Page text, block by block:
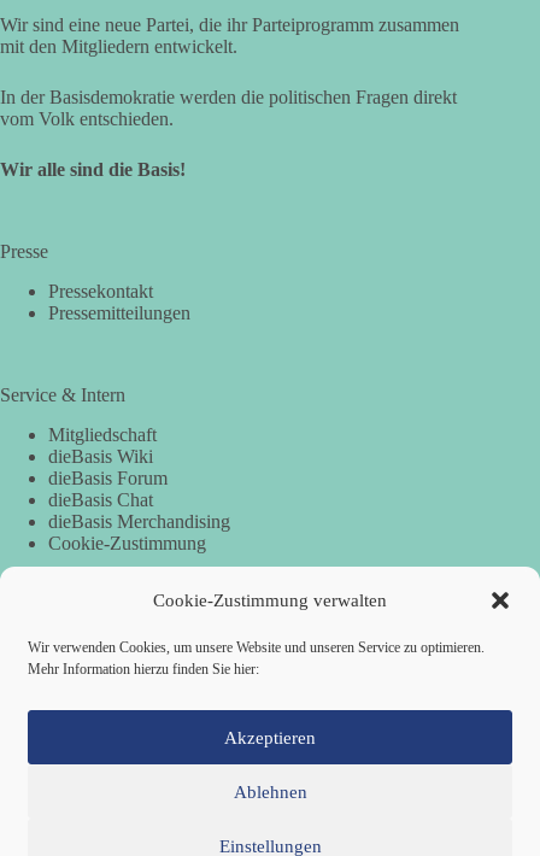
Cookie-Zustimmung verwalten
Wir verwenden Cookies, um unsere Website und unseren Service zu optimieren.
Mehr Information hierzu finden Sie hier:
Akzeptieren
Ablehnen
Einstellungen
Wir sind eine neue Partei, die ihr Parteiprogramm zusammen
mit den Mitgliedern entwickelt.
In der Basisdemokratie werden die politischen Fragen direkt
vom Volk entschieden.
Wir alle sind die Basis!
Presse
Pressekontakt
Pressemitteilungen
Service & Intern
Mitgliedschaft
dieBasis Wiki
dieBasis Forum
dieBasis Chat
dieBasis Merchandising
Cookie-Zustimmung
Per Banküberweisung:
Basisdemokratische Partei Deutschland
IBAN: DE90 1705 5050 1101 8128 49
BIC: WELADED1LOS